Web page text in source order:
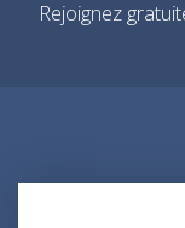
Rejoignez